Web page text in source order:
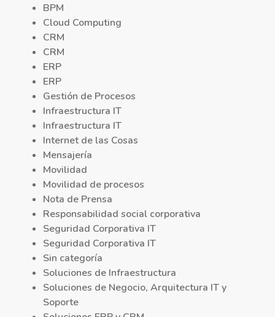
BPM
Cloud Computing
CRM
CRM
ERP
ERP
Gestión de Procesos
Infraestructura IT
Infraestructura IT
Internet de las Cosas
Mensajería
Movilidad
Movilidad de procesos
Nota de Prensa
Responsabilidad social corporativa
Seguridad Corporativa IT
Seguridad Corporativa IT
Sin categoría
Soluciones de Infraestructura
Soluciones de Negocio, Arquitectura IT y
Soporte